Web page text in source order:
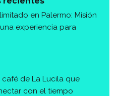
en Palermo: Misión
experiencia para
café de La Lucila que
con el tiempo